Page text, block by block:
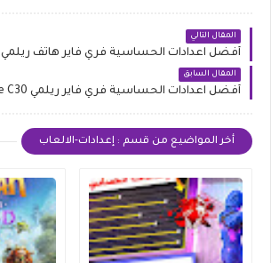
المقال التالي
أفضل اعدادات الحساسية فري فاير هاتف ريلمي Realme 9
المقال السابق
أفضل اعدادات الحساسية فري فاير ريلمي realme C30 و C30s
أخر المواضيع من قسم : إعدادات-الالعاب